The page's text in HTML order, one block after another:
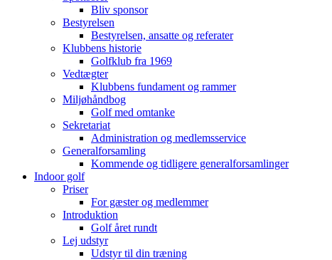
Bliv sponsor
Bestyrelsen
Bestyrelsen, ansatte og referater
Klubbens historie
Golfklub fra 1969
Vedtægter
Klubbens fundament og rammer
Miljøhåndbog
Golf med omtanke
Sekretariat
Administration og medlemsservice
Generalforsamling
Kommende og tidligere generalforsamlinger
Indoor golf
Priser
For gæster og medlemmer
Introduktion
Golf året rundt
Lej udstyr
Udstyr til din træning